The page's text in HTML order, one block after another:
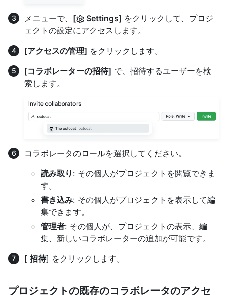
メニューで、 [ Settings] をクリックして、プロジ
ェクトの設定にアクセスします。
[アクセスの管理] をクリックします。
[コラボレーターの招待] で、招待するユーザーを検
索します。
コラボレータのロールを選択してください。
読み取り : その個人がプロジェクトを閲覧できま
す。
書き込み: その個人がプロジェクトを表示して編
集できます。
管理者: その個人が、プロジェクトの表示、編
集、新しいコラボレーターの追加が可能です。
[ 招待] をクリックします。
プロジェクトの既存のコラボレータのアクセ